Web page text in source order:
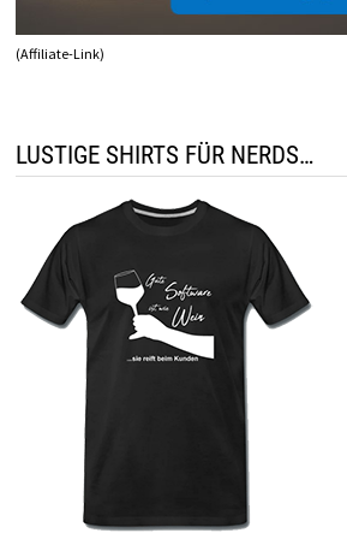
(Affiliate-Link)
LUSTIGE SHIRTS FÜR NERDS…